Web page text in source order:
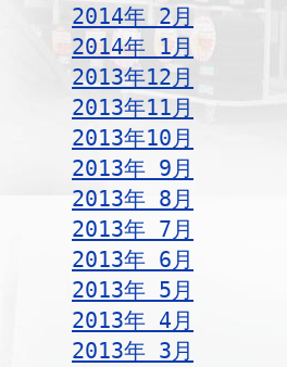
2014年 2月
2014年 1月
2013年12月
2013年11月
2013年10月
2013年 9月
2013年 8月
2013年 7月
2013年 6月
2013年 5月
2013年 4月
2013年 3月